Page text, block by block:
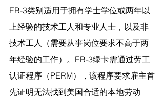
EB-3类别适用于拥有学士学位或两年以
上经验的技术工人和专业人士，以及非
技术工人（需要从事岗位要求不高于两
年经验的工作）。EB-3绿卡需通过劳工
认证程序（PERM），该程序要求雇主首
先证明无法找到美国合适的本地劳动